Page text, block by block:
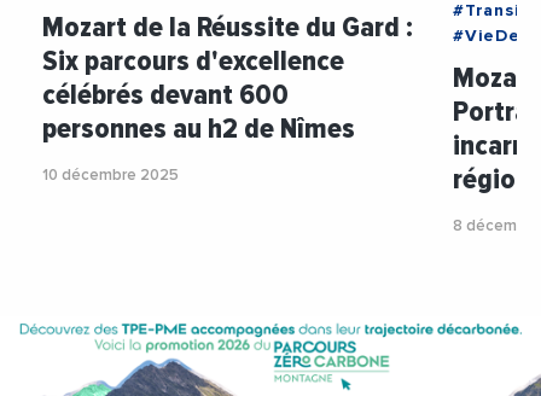
Mozart de la Réussite du Gard :
Six parcours d'excellence
célébrés devant 600
personnes au h2 de Nîmes
10 décembre 2025
8